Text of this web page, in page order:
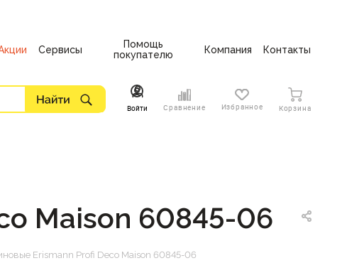
Сервисы
Помощь
покупателю
Компания Контакты
Войти Сравнение Избранное Корзина
Maison 60845-06
Erismann Profi Deco Maison 60845-06